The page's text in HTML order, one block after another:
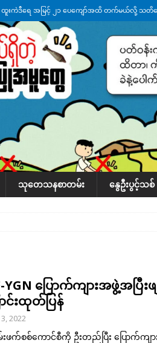
ထူးကဲဒီရေ အ​မြင့် ၂၁ ပေကျော်အထိ တက်မယ်လို့ သတိပ
လာတဲ့ ဦးမင်အောင်လှိုင်ကို ထိုင်းလွှတ်တော်အမတ် အော်
က်မြောက်နေ့မှာ ငသိုင်းချောင်းမြို့ကို ရေစတင်ရောက်ရှိ
ေဘေးကူနေတဲ့ ငသိုင်းချောင်းဒေသခံ လူငယ်တဦး ရေစီးနဲ့
ပြုအနီးတဝိုက် ရေအနည်းငယ် ပြန်ကျ၊ ငါးသိုင်းချော
သုတေသနစာတမ်း နွေဦးပွင့်သစ်
YGN ပြောက်ကျားအဖွဲ့အပြီ
င်းထုတ်ပြန်
3, 2022
ဖက်စစ်ကောင်စီကို ဦးတည်ပြီး ပြောက်ကျ